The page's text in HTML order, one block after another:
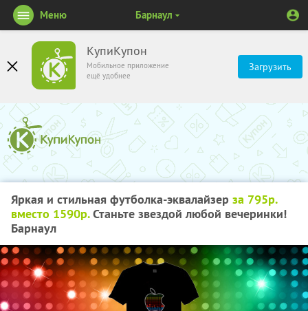
КупиКупон
Мобильное приложение
ещё удобнее
Загрузить
Меню Барнаул
Яркая и стильная футболка-эквалайзер за 795р.
вместо 1590р.Станьте звездой любой вечеринки!
Барнаул